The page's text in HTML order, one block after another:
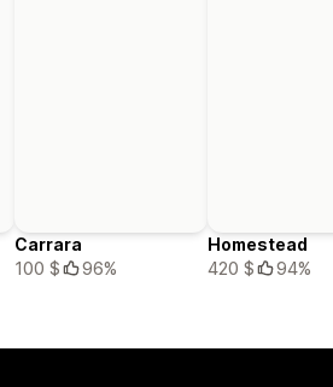
Carrara
100 $
96%
Homestead
420 $
94%